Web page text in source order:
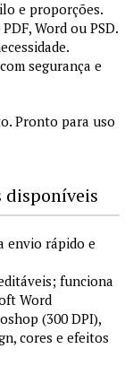
e proporções.
Word ou PSD.
com segurança e
Pronto para uso
disponíveis
envio rápido e
funciona
Word
(300 DPI),
cores e efeitos